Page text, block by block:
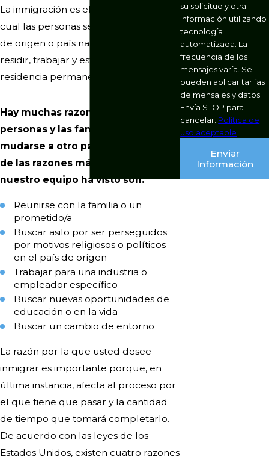
La inmigración es el proceso por el
cual las personas se mudan de su país
de origen o país natal a otro país para
residir, trabajar y establecer su
residencia permanentemente.
Hay muchas razones por las que las
personas y las familias eligen
mudarse a otro país, pero algunas
de las razones más comunes que
nuestro equipo ha visto son:
Reunirse con la familia o un
prometido/a
Buscar asilo por ser perseguidos
por motivos religiosos o políticos
en el país de origen
Trabajar para una industria o
empleador específico
Buscar nuevas oportunidades de
educación o en la vida
Buscar un cambio de entorno
La razón por la que usted desee
inmigrar es importante porque, en
última instancia, afecta al proceso por
el que tiene que pasar y la cantidad
de tiempo que tomará completarlo.
De acuerdo con las leyes de los
Estados Unidos, existen cuatro razones
su solicitud y otra
información utilizando
tecnología
automatizada. La
frecuencia de los
mensajes varía. Se
pueden aplicar tarifas
de mensajes y datos.
Envía STOP para
cancelar. Política de
uso aceptable
Enviar
Información